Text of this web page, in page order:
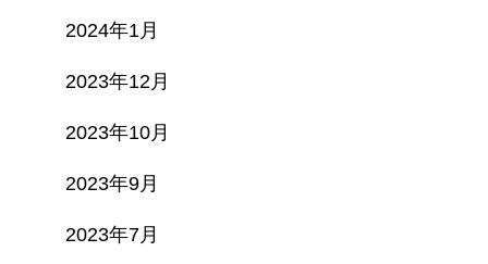
2024年1月
2023年12月
2023年10月
2023年9月
2023年7月